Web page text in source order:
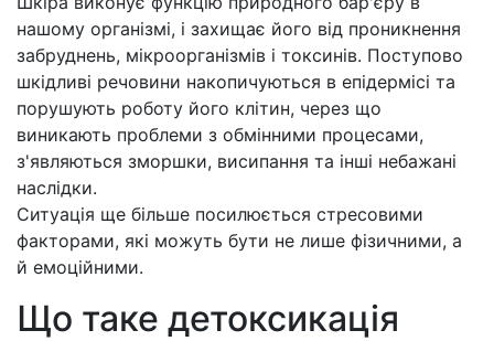
нашому організмі, і захищає його від проникнення
забруднень, мікроорганізмів і токсинів. Поступово
шкідливі речовини накопичуються в епідермісі та
порушують роботу його клітин, через що
виникають проблеми з обмінними процесами,
з'являються зморшки, висипання та інші небажані
наслідки.
Ситуація ще більше посилюється стресовими
факторами, які можуть бути не лише фізичними, а
й емоційними.
Що таке детоксикація